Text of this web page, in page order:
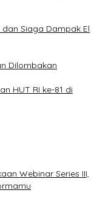
Siaga Dampak El
Dilombakan
HUT RI ke-81 di
Webinar Series III,